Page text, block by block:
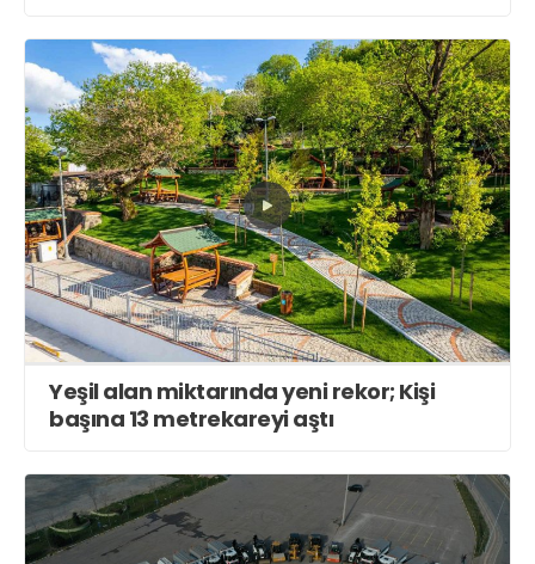
Yeşil alan miktarında yeni rekor; Kişi
başına 13 metrekareyi aştı